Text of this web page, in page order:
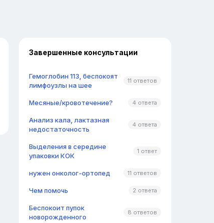
Завершенные консультации
Гемоглобин 113, беспокоят
лимфоузлы на шее
11 ответов
Месяные/кровотечение? 4 ответа
Анализ кала, лактазная
недостаточность
4 ответа
Выделения в середине
упаковки КОК
1 ответ
нужен онколог-ортопед 11 ответов
Чем помочь 2 ответа
Беспокоит пупок
новорожденного
8 ответов